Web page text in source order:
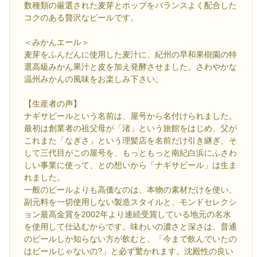
数種類の厳選された麦芽とホップをバランスよく配合した
コクのある贅沢なビールです。
＜みかんエール＞
麦芽をふんだんに使用した麦汁に、紀州の早和果樹園の特
選高級みかん果汁と皮を加え発酵させました。さわやかな
温州みかんの風味をお楽しみ下さい。
【生産者の声】
ナギサビールという名前は、屋号から名付けられました。
最初は創業者の祖父母が「渚」という旅館をはじめ、父が
これまた「なぎさ」という理髪店を名前だけ引き継ぎ、そ
して三代目がこの屋号を、もっともっと南紀白浜にふさわ
しい事業に使って、との想いから「ナギサビール」は生ま
れました。
一般のビールよりも高価なのは、本物の素材だけを使い、
副元料を一切使用しない製造スタイルと、モンドセレクシ
ョン最高金賞を2002年より連続受賞している地元の名水
を使用して仕込むからです。味わいの濃さと深さは、普通
のビールしか知らない方が飲むと、「今まで飲んでいたの
はビールじゃないの?」と必ず驚かれます。沈殿性の良い